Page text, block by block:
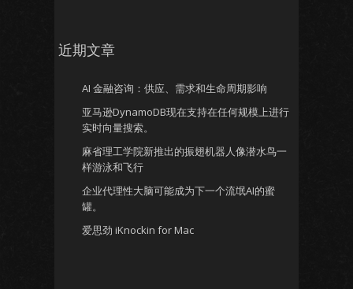
近期文章
AI 金融咨询：供应、需求和生命周期影响
亚马逊DynamoDB现在支持在任何规模上进行
实时向量搜索。
麻省理工学院新推出的振翅机器人像潜水鸟一
样游泳和飞行
企业代理性大脑可能成为下一个流氓AI的蜜
罐。
爱思劲 iKnockin for Mac